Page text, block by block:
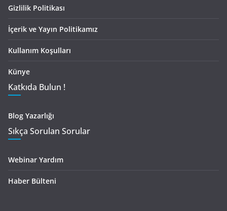
Gizlilik Politikası
İçerik ve Yayın Politikamız
Kullanım Koşulları
Künye
Katkıda Bulun !
Blog Yazarlığı
Sıkça Sorulan Sorular
Webinar Yardım
Haber Bülteni